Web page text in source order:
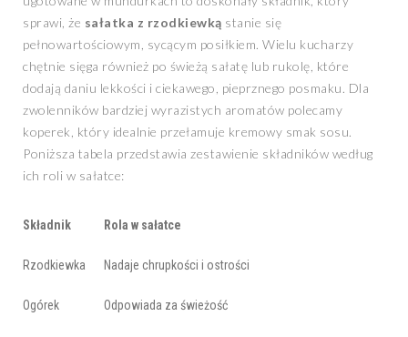
sprawi, że sałatka z rzodkiewką stanie się
pełnowartościowym, sycącym posiłkiem. Wielu kucharzy
chętnie sięga również po świeżą sałatę lub rukolę, które
dodają daniu lekkości i ciekawego, pieprznego posmaku. Dla
zwolenników bardziej wyrazistych aromatów polecamy
koperek, który idealnie przełamuje kremowy smak sosu.
Poniższa tabela przedstawia zestawienie składników według
ich roli w sałatce:
Składnik Rola w sałatce
Rzodkiewka Nadaje chrupkości i ostrości
Ogórek Odpowiada za świeżość